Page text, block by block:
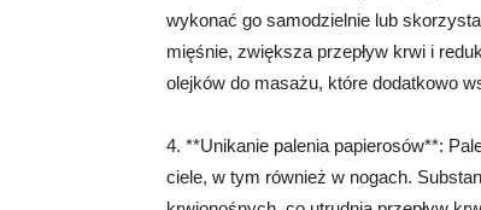
wykonać go samodzielnie lub
mięśnie, zwiększa przepływ krwi i
olejków do masażu, które dodatkowo
4. **Unikanie palenia papierosów**:
ciele, w tym również w nogach.